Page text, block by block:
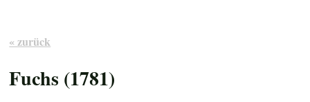
« zurück
Fuchs (1781)